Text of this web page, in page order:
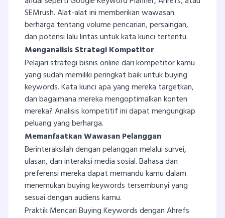
SEMrush. Alat-alat ini memberikan wawasan
berharga tentang volume pencarian, persaingan,
dan potensi lalu lintas untuk kata kunci tertentu.
Menganalisis Strategi Kompetitor
Pelajari strategi bisnis online dari kompetitor kamu
yang sudah memiliki peringkat baik untuk buying
keywords. Kata kunci apa yang mereka targetkan,
dan bagaimana mereka mengoptimalkan konten
mereka? Analisis kompetitif ini dapat mengungkap
peluang yang berharga.
Memanfaatkan Wawasan Pelanggan
Berinteraksilah dengan pelanggan melalui survei,
ulasan, dan interaksi media sosial. Bahasa dan
preferensi mereka dapat memandu kamu dalam
menemukan buying keywords tersembunyi yang
sesuai dengan audiens kamu.
Praktik Mencari Buying Keywords dengan Ahrefs